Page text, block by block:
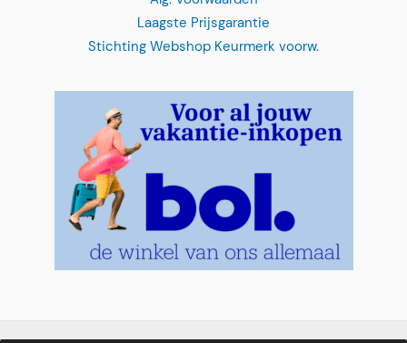
Laagste Prijsgarantie
Stichting Webshop Keurmerk voorw.